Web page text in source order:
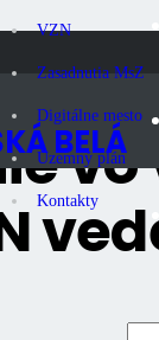
VZN
Zasadnutia MsZ
Digitálne mesto
Územný plán
Kontakty
BELÁ
vo